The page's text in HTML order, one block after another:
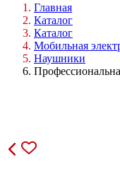
Главная
Каталог
Каталог
Мобильная
Наушники